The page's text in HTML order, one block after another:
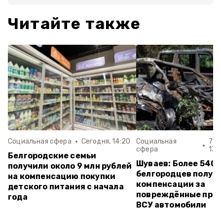
Читайте также
Социальная сфера Сегодня, 14:20
Белгородские семьи
получили около 9 млн рублей
на компенсацию покупки
детского питания с начала
года
Социальная
сфера
7
Шуваев: Более 540
белгородцев
компенсации за
повреждённые при
ВСУ автомобили